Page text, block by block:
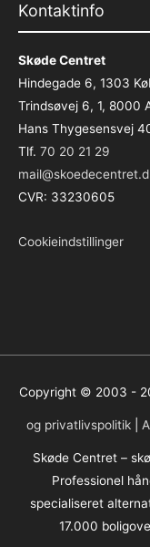
Kontaktinfo
Skøde Centret
Hindegade 6, 1303
Trindsøvej 6, 1, 8000
Hans Thygesensvej
Tlf. 70 20 21 29
CVR: 33230605
Cookieindstillinger
Copyright © 2003 -
og privatlivspolitik|
Skøde Centret –
Professionel
specialiseret
17.000